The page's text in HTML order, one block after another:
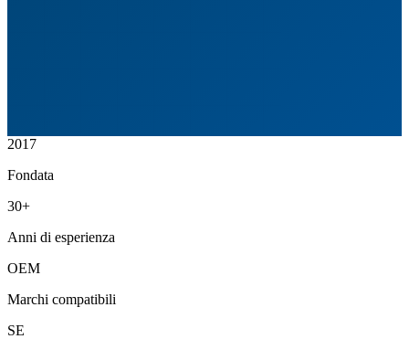
2017
Fondata
30+
Anni di esperienza
OEM
Marchi compatibili
SE